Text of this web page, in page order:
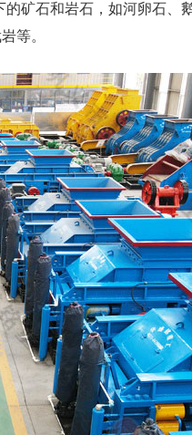
矿石和岩石，如河卵石、
等。